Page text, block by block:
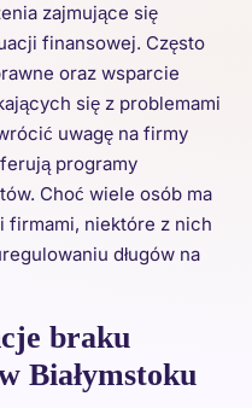
zajmujące się
finansowej. Często
oraz wsparcie
się z problemami
uwagę na firmy
programy
Choć wiele osób ma
firmami, niektóre z nich
długów na
braku
Białymstoku